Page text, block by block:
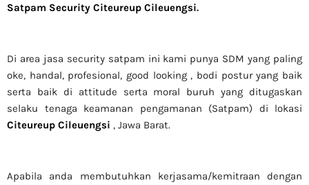
Satpam Security Citeureup Cileuengsi.
Di area jasa security satpam ini kami punya SDM yang paling
oke, handal, profesional, good looking , bodi postur yang baik
serta baik di attitude serta moral buruh yang ditugaskan
selaku tenaga keamanan pengamanan (Satpam) di lokasi
Citeureup Cileuengsi , Jawa Barat.
Apabila anda membutuhkan kerjasama/kemitraan dengan